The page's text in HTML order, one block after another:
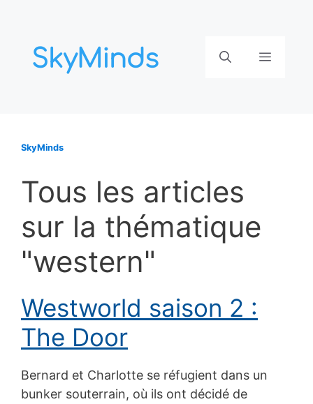
contenu
Menu
SkyMinds
Tous les articles
sur la thématique
"western"
Westworld saison 2 :
The Door
Bernard et Charlotte se réfugient dans un
bunker souterrain, où ils ont décidé de